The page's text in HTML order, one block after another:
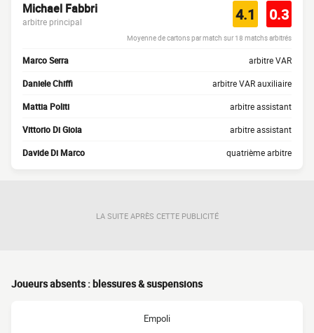
Michael Fabbri
arbitre principal 4.1 0.3
Moyenne de cartons par match sur 18 matchs arbitrés
Marco Serra arbitre VAR
Daniele Chiffi arbitre VAR auxiliaire
Mattia Politi arbitre assistant
Vittorio Di Gioia arbitre assistant
Davide Di Marco quatrième arbitre
LA SUITE APRÈS CETTE PUBLICITÉ
Joueurs absents : blessures & suspensions
Empoli